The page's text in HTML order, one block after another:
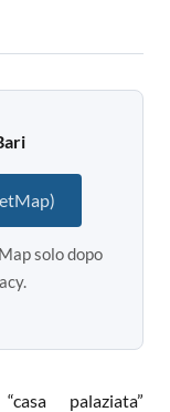
solo dopo
palaziata”